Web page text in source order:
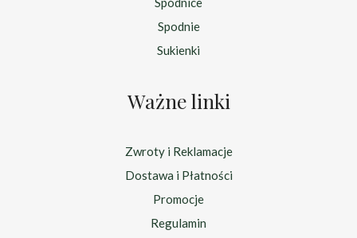
Spodnie
Sukienki
Ważne linki
Zwroty i Reklamacje
Dostawa i Płatności
Promocje
Regulamin